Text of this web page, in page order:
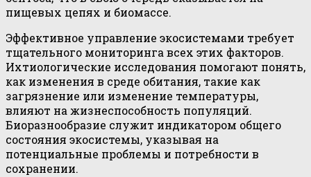
пищевых цепях и биомассе.
Эффективное управление экосистемами требует
тщательного мониторинга всех этих факторов.
Ихтиологические исследования помогают понять,
как изменения в среде обитания, такие как
загрязнение или изменение температуры,
влияют на жизнеспособность популяций.
Биоразнообразие служит индикатором общего
состояния экосистемы, указывая на
потенциальные проблемы и потребности в
сохранении.